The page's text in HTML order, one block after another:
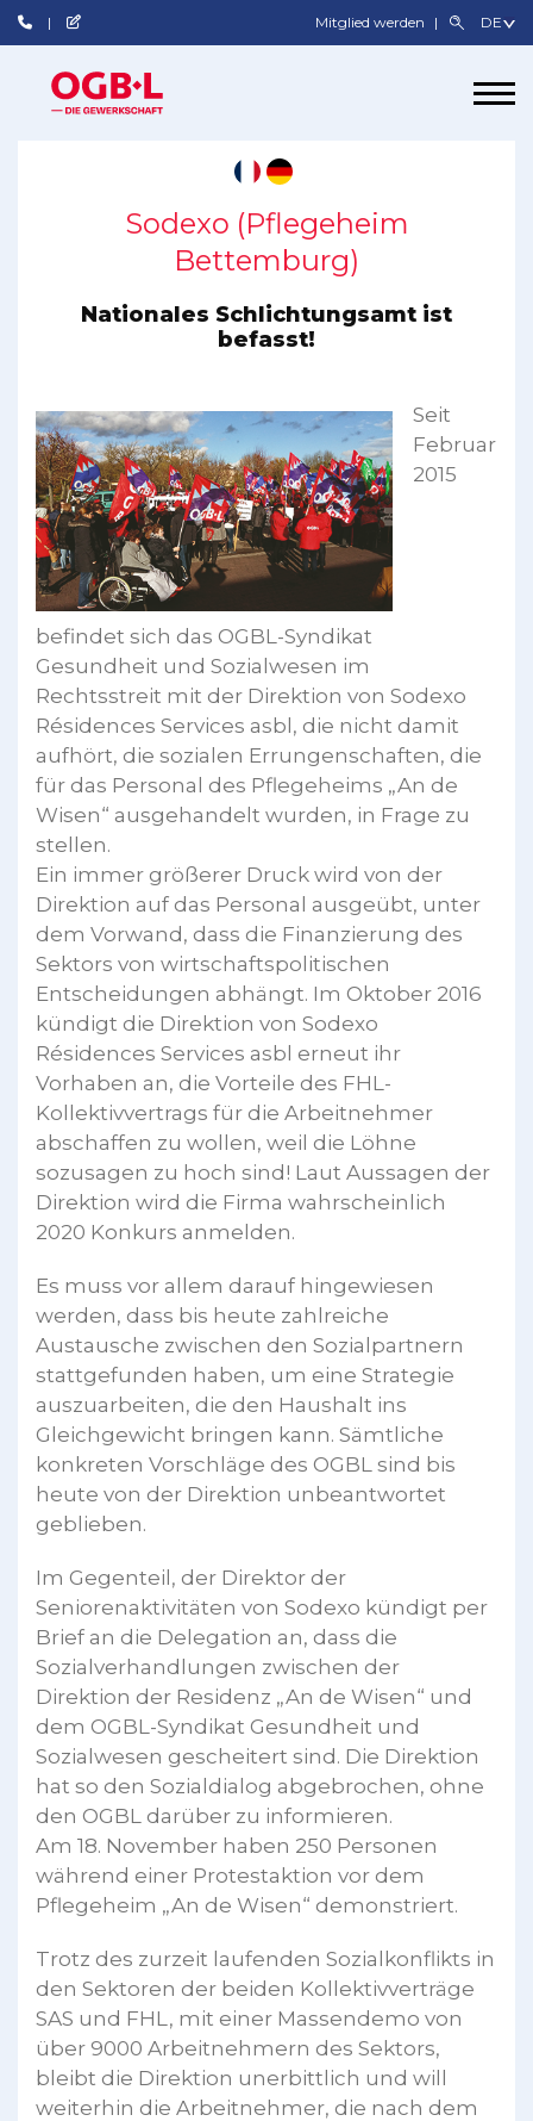
Mitglied werden
Sodexo (Pflegeheim
Bettemburg)
Nationales Schlichtungsamt ist
befasst!
Seit
Februar
2015
befindet sich das OGBL-Syndikat
Gesundheit und Sozialwesen im
Rechtsstreit mit der Direktion von Sodexo
Résidences Services asbl, die nicht damit
aufhört, die sozialen Errungenschaften, die
für das Personal des Pflegeheims „An de
Wisen“ ausgehandelt wurden, in Frage zu
stellen.
Ein immer größerer Druck wird von der
Direktion auf das Personal ausgeübt, unter
dem Vorwand, dass die Finanzierung des
Sektors von wirtschaftspolitischen
Entscheidungen abhängt. Im Oktober 2016
kündigt die Direktion von Sodexo
Résidences Services asbl erneut ihr
Vorhaben an, die Vorteile des FHL-
Kollektivvertrags für die Arbeitnehmer
abschaffen zu wollen, weil die Löhne
sozusagen zu hoch sind! Laut Aussagen der
Direktion wird die Firma wahrscheinlich
2020 Konkurs anmelden.
Es muss vor allem darauf hingewiesen
werden, dass bis heute zahlreiche
Austausche zwischen den Sozialpartnern
stattgefunden haben, um eine Strategie
auszuarbeiten, die den Haushalt ins
Gleichgewicht bringen kann. Sämtliche
konkreten Vorschläge des OGBL sind bis
heute von der Direktion unbeantwortet
geblieben.
Im Gegenteil, der Direktor der
Seniorenaktivitäten von Sodexo kündigt per
Brief an die Delegation an, dass die
Sozialverhandlungen zwischen der
Direktion der Residenz „An de Wisen“ und
dem OGBL-Syndikat Gesundheit und
Sozialwesen gescheitert sind. Die Direktion
hat so den Sozialdialog abgebrochen, ohne
den OGBL darüber zu informieren.
Am 18. November haben 250 Personen
während einer Protestaktion vor dem
Pflegeheim „An de Wisen“ demonstriert.
Trotz des zurzeit laufenden Sozialkonflikts in
den Sektoren der beiden Kollektivverträge
SAS und FHL, mit einer Massendemo von
über 9000 Arbeitnehmern des Sektors,
bleibt die Direktion unerbittlich und will
weiterhin die Arbeitnehmer, die nach dem